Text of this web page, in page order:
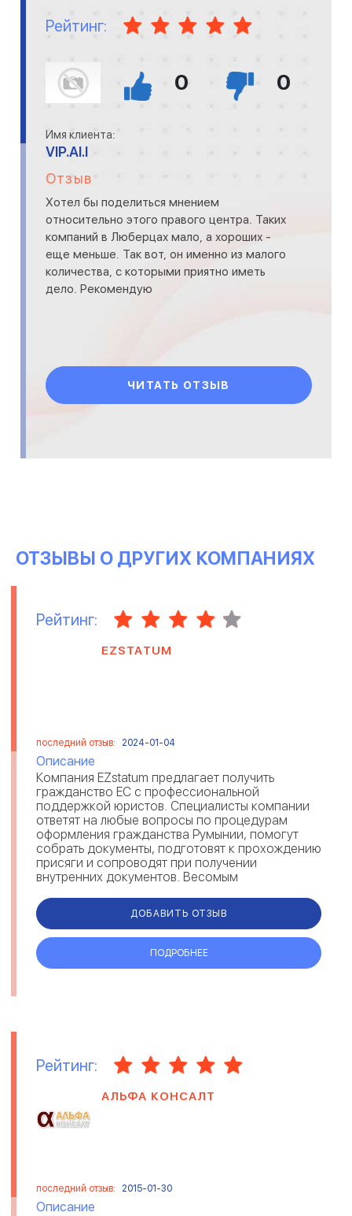
Рейтинг:
0 0
Имя клиента:
VIP.AI.I
Отзыв
Хотел бы поделиться мнением
относительно этого правого центра. Таких
компаний в Люберцах мало, а хороших -
еще меньше. Так вот, он именно из малого
количества, с которыми приятно иметь
дело. Рекомендую
ЧИТАТЬ ОТЗЫВ
ОТЗЫВЫ О ДРУГИХ КОМПАНИЯХ
Рейтинг:
EZSTATUM
последний отзыв: 2024-01-04
Описание
Компания EZstatum предлагает получить
гражданство ЕС с профессиональной
поддержкой юристов. Специалисты компании
ответят на любые вопросы по процедурам
оформления гражданства Румынии, помогут
собрать документы, подготовят к прохождению
присяги и сопроводят при получении
внутренних документов. Весомым
максимально короткие сроки. Каждый...
ДОБАВИТЬ ОТЗЫВ
ПОДРОБНЕЕ
Рейтинг:
АЛЬФА КОНСАЛТ
последний отзыв: 2015-01-30
Описание